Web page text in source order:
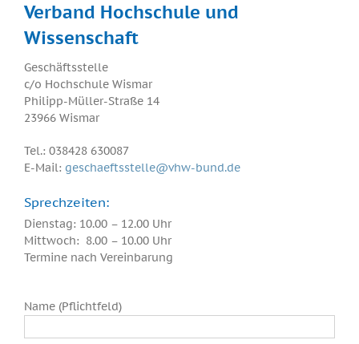
Verband Hochschule und
Wissenschaft
Geschäftsstelle
c/o Hochschule Wismar
Philipp-Müller-Straße 14
23966 Wismar
Tel.: 038428 630087
E-Mail: geschaeftsstelle@vhw-bund.de
Sprechzeiten:
Dienstag: 10.00 – 12.00 Uhr
Mittwoch: 8.00 – 10.00 Uhr
Termine nach Vereinbarung
Name (Pflichtfeld)